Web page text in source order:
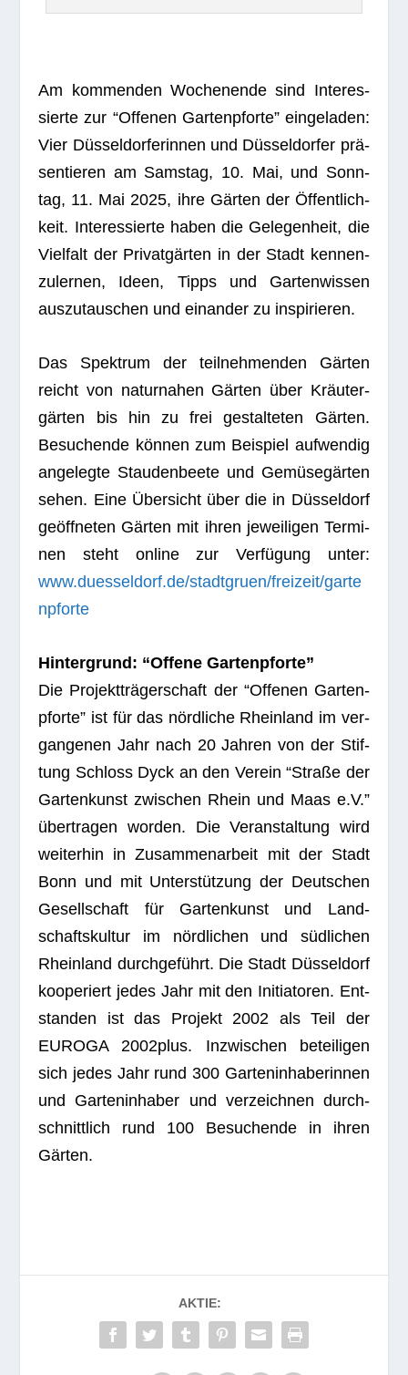
Am kom­men­den Wochen­ende sind Inter­es­
sierte zur “Offe­nen Gar­ten­pforte” ein­ge­la­den:
Vier Düs­sel­dor­fe­rin­nen und Düs­sel­dor­fer prä­
sen­tie­ren am Sams­tag, 10. Mai, und Sonn­
tag, 11. Mai 2025, ihre Gär­ten der Öffent­lich­
keit. Inter­es­sierte haben die Gele­gen­heit, die
Viel­falt der Pri­vat­gär­ten in der Stadt ken­nen­
zu­ler­nen, Ideen, Tipps und Gar­ten­wis­sen
aus­zu­tau­schen und ein­an­der zu inspirieren.
Das Spek­trum der teil­neh­men­den Gär­ten
reicht von natur­na­hen Gär­ten über Kräu­ter­
gär­ten bis hin zu frei gestal­te­ten Gär­ten.
Besu­chende kön­nen zum Bei­spiel auf­wen­dig
ange­legte Stau­den­beete und Gemü­se­gär­ten
sehen. Eine Über­sicht über die in Düs­sel­dorf
geöff­ne­ten Gär­ten mit ihren jewei­li­gen Ter­mi­
nen steht online zur Ver­fü­gung unter:
www.duesseldorf.de/stadtgruen/freizeit/garte
npforte
Hin­ter­grund: “Offene Gartenpforte”
Die Pro­jekt­trä­ger­schaft der “Offe­nen Gar­ten­
pforte” ist für das nörd­li­che Rhein­land im ver­
gan­ge­nen Jahr nach 20 Jah­ren von der Stif­
tung Schloss Dyck an den Ver­ein “Straße der
Gar­ten­kunst zwi­schen Rhein und Maas e.V.”
über­tra­gen wor­den. Die Ver­an­stal­tung wird
wei­ter­hin in Zusam­men­ar­beit mit der Stadt
Bonn und mit Unter­stüt­zung der Deut­schen
Gesell­schaft für Gar­ten­kunst und Land­
schafts­kul­tur im nörd­li­chen und süd­li­chen
Rhein­land durch­ge­führt. Die Stadt Düs­sel­dorf
koope­riert jedes Jahr mit den Initia­to­ren. Ent­
stan­den ist das Pro­jekt 2002 als Teil der
EUROGA 2002plus. Inzwi­schen betei­li­gen
sich jedes Jahr rund 300 Gar­ten­in­ha­be­rin­nen
und Gar­ten­in­ha­ber und ver­zeich­nen durch­
schnitt­lich rund 100 Besu­chende in ihren
Gärten.
AKTIE: